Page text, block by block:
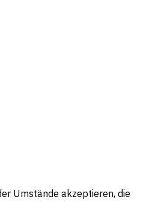
Umstände akzeptieren, die